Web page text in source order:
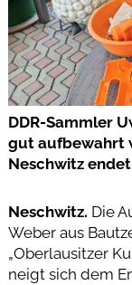
DDR-Sammler
gut aufbewahrt
Neschwitz
Neschwitz. Die
Weber aus
„Oberlausitzer
neigt sich dem